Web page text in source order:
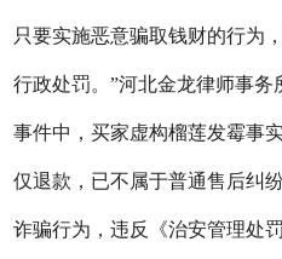
只要实施恶意骗取钱财的行为
行政处罚。”河北金龙律师事
事件中，买家虚构榴莲发霉事
仅退款，已不属于普通售后纠
诈骗行为，违反《治安管理处罚